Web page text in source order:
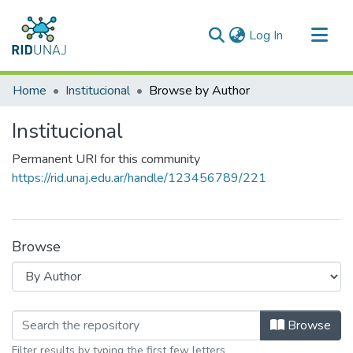
Log In (current)
Communities & Collections
Home Institucional Browse by Author
Institucional
Permanent URI for this community
https://rid.unaj.edu.ar/handle/123456789/221
Browse
Browsing Institucional by AuthorBrowse